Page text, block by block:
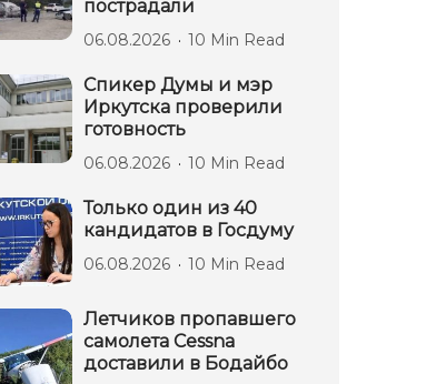
пострадали
06.08.2026 10 Min Read
Спикер Думы и мэр
Иркутска проверили
готовность
06.08.2026 10 Min Read
Только один из 40
кандидатов в Госдуму
06.08.2026 10 Min Read
Летчиков пропавшего
самолета Cessna
доставили в Бодайбо